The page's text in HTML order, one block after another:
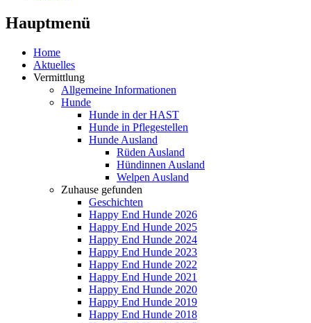
Hauptmenü
Home
Aktuelles
Vermittlung
Allgemeine Informationen
Hunde
Hunde in der HAST
Hunde in Pflegestellen
Hunde Ausland
Rüden Ausland
Hündinnen Ausland
Welpen Ausland
Zuhause gefunden
Geschichten
Happy End Hunde 2026
Happy End Hunde 2025
Happy End Hunde 2024
Happy End Hunde 2023
Happy End Hunde 2022
Happy End Hunde 2021
Happy End Hunde 2020
Happy End Hunde 2019
Happy End Hunde 2018